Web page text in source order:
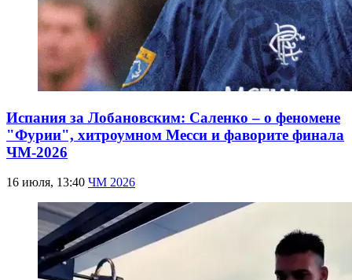
Испания за Лобановским: Саленко – о феномене
"Фурии", хитроумном Месси и фаворите финала
ЧМ-2026
16 июля, 13:40 ЧМ 2026